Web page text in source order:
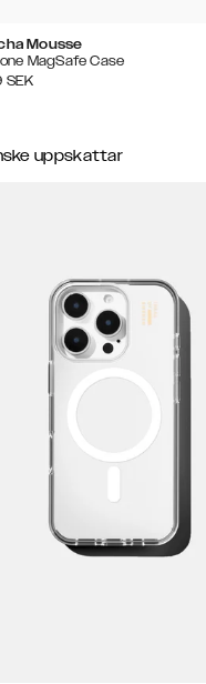
Mousse
MagSafe Case
SEK
uppskattar